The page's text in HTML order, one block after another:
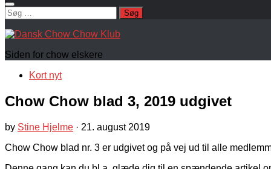
Søg
efter:
Siden for chow elskere
Kort nyt
Chow Chow blad 3, 2019 udgivet
by Stine Hjelme · 21. august 2019
Chow Chow blad nr. 3 er udgivet og på vej ud til alle